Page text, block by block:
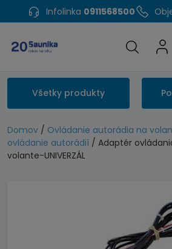
Infolinka 0911568500
Všetky produkty
Domov / Ovládanie autorádia na
ovládanie autorádií / Adaptér
volante-UNIVERZÁL